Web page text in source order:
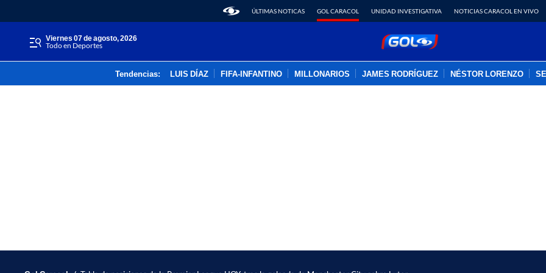
ÚLTIMAS NOTICAS GOL CARACOL UNIDAD INVESTIGATIVA NOTICIAS CARACOL EN VIVO
viernes 07 de agosto, 2026
Todo en Deportes
Tendencias: LUIS DÍAZ FIFA-INFANTINO MILLONARIOS JAMES RODRÍGUEZ NÉSTOR LORENZO